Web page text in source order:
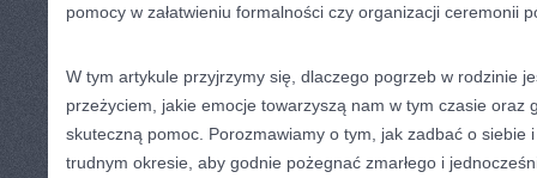
pomocy w załatwieniu formalności czy organizacji ceremonii
W tym artykule przyjrzymy się, dlaczego pogrzeb w rodzinie
przeżyciem, jakie emocje towarzyszą nam w tym czasie oraz
skuteczną pomoc. Porozmawiamy o tym, jak zadbać o siebie
trudnym okresie, aby godnie pożegnać zmarłego i